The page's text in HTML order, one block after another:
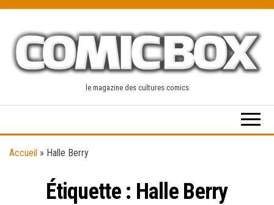
content
le magazine des cultures comics
Accueil » Halle Berry
Étiquette : Halle Berry